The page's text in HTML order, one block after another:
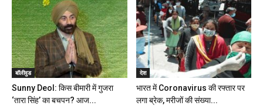
बॉलीवुड
Sunny Deol: किस बीमारी में गुजरा
‘तारा सिंह’ का बचपन? आज...
देश
भारत में Coronavirus की रफ्तार पर
लगा ब्रेक, मरीजों की संख्‍या...